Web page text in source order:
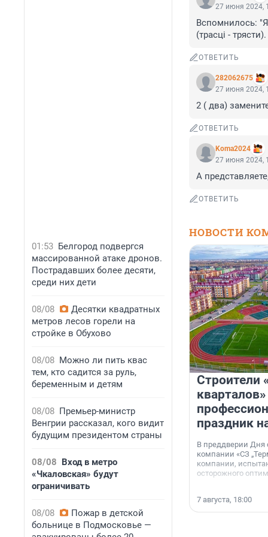
01:53 Белгород подвергся
массированной атаке дронов.
Пострадавших более десяти,
среди них дети
08/08
Десятки квадратных
метров лесов горели на
стройке в Обухово
08/08 Можно ли пить квас
тем, кто садится за руль,
беременным и детям
08/08 Премьер-министр
Венгрии рассказал, кого видит
будущим президентом страны
08/08 Вход в метро
«Чкаловская» будут
ограничивать
08/08
Пожар в детской
больнице в Подмосковье —
27 июня 2024,
Вспомнилось:
(трасцi -
ОТВЕТИТЬ
282062675
27 июня 2024,
2 ( два)
ОТВЕТИТЬ
Koma2024
27 июня 2024,
А
ОТВЕТИТЬ
НОВОСТИ
Строители
праздник
В преддверии Дня
компании «СЗ
компании,
осторожного
7 августа, 18:00